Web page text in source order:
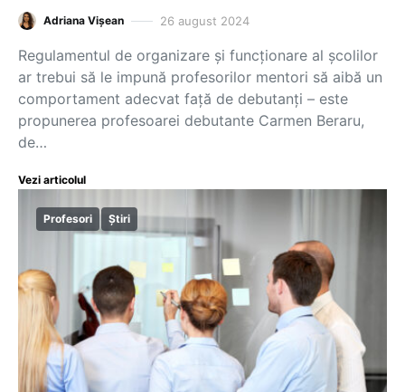
Adriana Vișean 26 august 2024
Regulamentul de organizare și funcționare al școlilor
ar trebui să le impună profesorilor mentori să aibă un
comportament adecvat față de debutanți – este
propunerea profesoarei debutante Carmen Beraru,
de…
Vezi articolul
Profesori Știri